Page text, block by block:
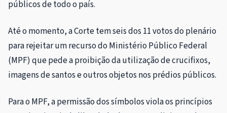
públicos de todo o país.
Até o momento, a Corte tem seis dos 11 votos do plenário
para rejeitar um recurso do Ministério Público Federal
(MPF) que pede a proibição da utilização de crucifixos,
imagens de santos e outros objetos nos prédios públicos.
Para o MPF, a permissão dos símbolos viola os princípios